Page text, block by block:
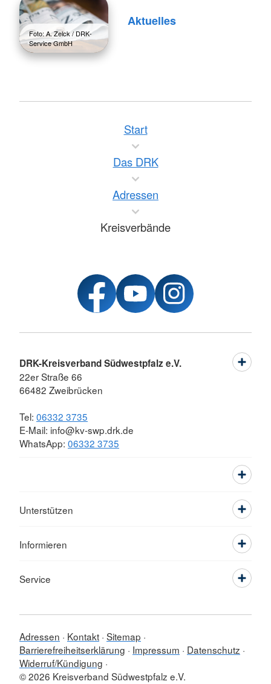
Foto: A. Zelck / DRK-
Service GmbH
Aktuelles
Start
Das DRK
Adressen
Kreisverbände
DRK-Kreisverband Südwestpfalz e.V.
22er Straße 66
66482 Zweibrücken
Tel: 06332 3735
E-Mail: info@kv-swp.drk.de
WhatsApp: 06332 3735
Unterstützen
Informieren
Service
Adressen Kontakt Sitemap
Barrierefreiheitserklärung
Impressum
Datenschutz
Widerruf/Kündigung
© 2026 Kreisverband Südwestpfalz e.V.